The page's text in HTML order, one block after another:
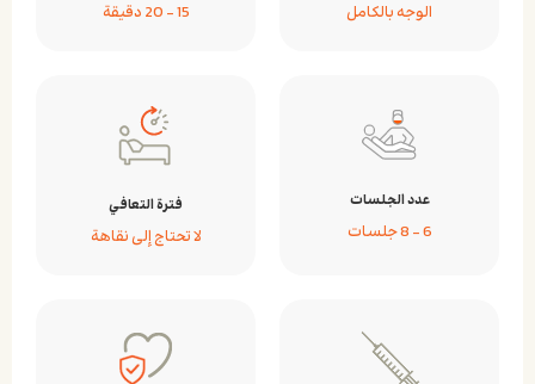
الوجه بالكامل 15 – 20 دقيقة
عدد الجلسات
6 – 8 جلسات
فترة التعافي
لا تحتاج إلى نقاهة